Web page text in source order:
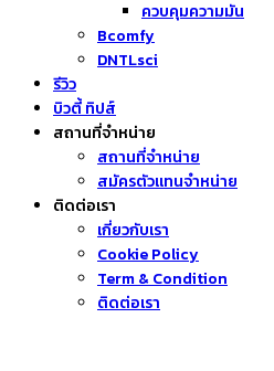
ควบคุมความมัน
Bcomfy
DNTLsci
รีวิว
บิวตี้ ทิปส์
สถานที่จำหน่าย
สถานที่จำหน่าย
สมัครตัวแทนจำหน่าย
ติดต่อเรา
เกี่ยวกับเรา
Cookie Policy
Term & Condition
ติดต่อเรา